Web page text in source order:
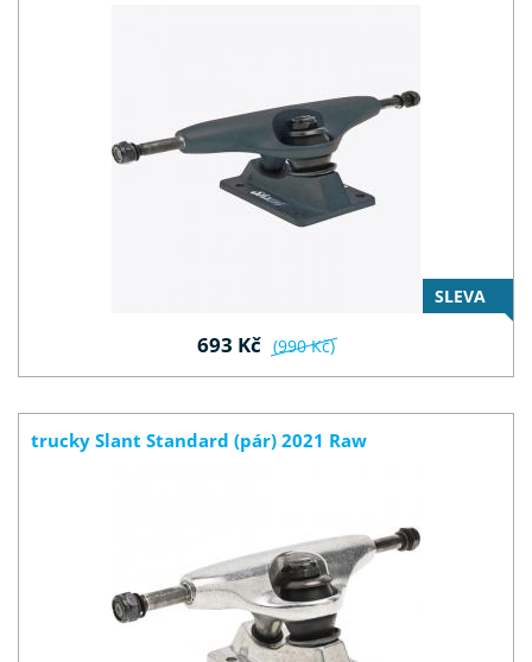
SLEVA
693 Kč (990 Kč)
trucky Slant Standard (pár) 2021 Raw